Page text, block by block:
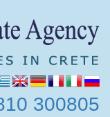
300805